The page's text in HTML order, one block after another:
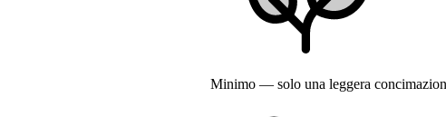
Minimo — solo una leggera